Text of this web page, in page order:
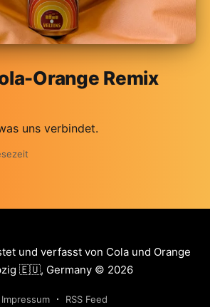
Orange Remix
uns verbindet.
und verfasst von Cola und Orange
🇪🇺, Germany © 2026
Impressum RSS Feed